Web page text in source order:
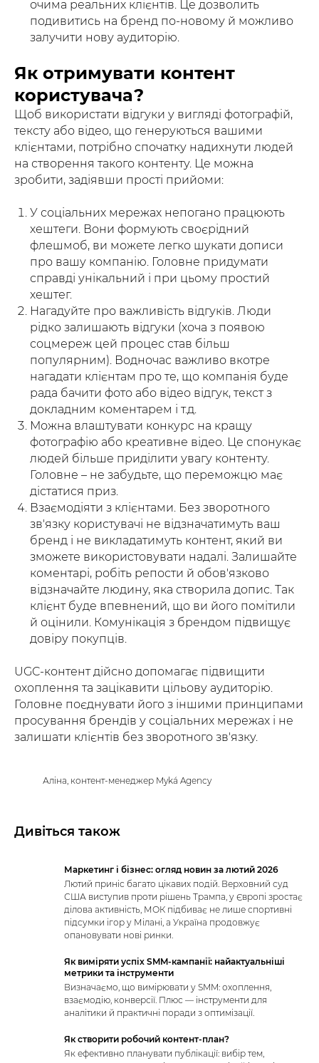
очима реальних клієнтів. Це дозволить
подивитись на бренд по-новому й можливо
залучити нову аудиторію.
Як отримувати контент
користувача?
Щоб використати відгуки у вигляді фотографій,
тексту або відео, що генеруються вашими
клієнтами, потрібно спочатку надихнути людей
на створення такого контенту. Це можна
зробити, задіявши прості прийоми:
У соціальних мережах непогано працюють
хештеги. Вони формують своєрідний
флешмоб, ви можете легко шукати дописи
про вашу компанію. Головне придумати
справді унікальний і при цьому простий
хештег.
Нагадуйте про важливість відгуків. Люди
рідко залишають відгуки (хоча з появою
соцмереж цей процес став більш
популярним). Водночас важливо вкотре
нагадати клієнтам про те, що компанія буде
рада бачити фото або відео відгук, текст з
докладним коментарем і т.д.
Можна влаштувати конкурс на кращу
фотографію або креативне відео. Це спонукає
людей більше приділити увагу контенту.
Головне – не забудьте, що переможцю має
дістатися приз.
Взаємодіяти з клієнтами. Без зворотного
зв'язку користувачі не відзначатимуть ваш
бренд і не викладатимуть контент, який ви
зможете використовувати надалі. Залишайте
коментарі, робіть репости й обов'язково
відзначайте людину, яка створила допис. Так
клієнт буде впевнений, що ви його помітили
й оцінили. Комунікація з брендом підвищує
довіру покупців.
UGC-контент дійсно допомагає підвищити
охоплення та зацікавити цільову аудиторію.
Головне поєднувати його з іншими принципами
просування брендів у соціальних мережах і не
залишати клієнтів без зворотного зв'язку.
Аліна, контент-менеджер Myká Agency
Дивіться також
Маркетинг і бізнес: огляд новин за лютий 2026
Лютий приніс багато цікавих подій. Верховний суд
США виступив проти рішень Трампа, у Європі зростає
ділова активність, МОК підбиває не лише спортивні
підсумки ігор у Мілані, а Україна продовжує
опановувати нові ринки.
Як виміряти успіх SMM-кампанії: найактуальніші
метрики та інструменти
Визначаємо, що вимірювати у SMM: охоплення,
взаємодію, конверсії. Плюс — інструменти для
аналітики й практичні поради з оптимізації.
Як створити робочий контент-план?
Як ефективно планувати публікації: вибір тем,